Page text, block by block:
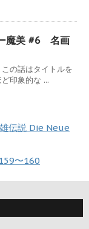
魔美 #6 名画
の話はタイトルを
印象的な ...
伝説 Die Neue
〜160